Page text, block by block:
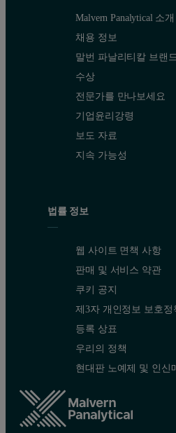
Malvern Panalytical 소개
채용 정보
말번 파날리티칼 브랜드
수상
전문가를 만나보세요
기업윤리강령
보도 자료
지속 가능성
법률 정보
웹 사이트 면책 사항
판매 및 서비스 약관
쿠키 공지
제3자 개인정보 보호정
등록 상표
우리의 정책
현대판 노예제 및 인신